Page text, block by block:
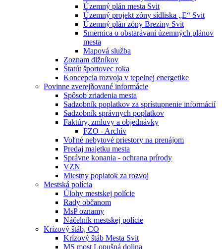
Územný plán mesta Svit
Územný projekt zóny sídliska „E“ Svit
Územný plán zóny Breziny Svit
Smernica o obstarávaní územných plánov
mesta
Mapová služba
Zoznam dlžníkov
Štatút športovec roka
Koncepcia rozvoja v tepelnej energetike
Povinne zverejňované informácie
Spôsob zriadenia mesta
Sadzobník poplatkov za sprístupnenie informácií
Sadzobník správnych poplatkov
Faktúry, zmluvy a objednávky
FZO - Archív
Voľné nebytové priestory na prenájom
Predaj majetku mesta
Správne konania - ochrana prírody
VZN
Miestny poplatok za rozvoj
Mestská polícia
Úlohy mestskej polície
Rady občanom
MsP oznamy
Náčelník mestskej polície
Krízový štáb, CO
Krízový štáb Mesta Svit
MS most Lopušná dolina